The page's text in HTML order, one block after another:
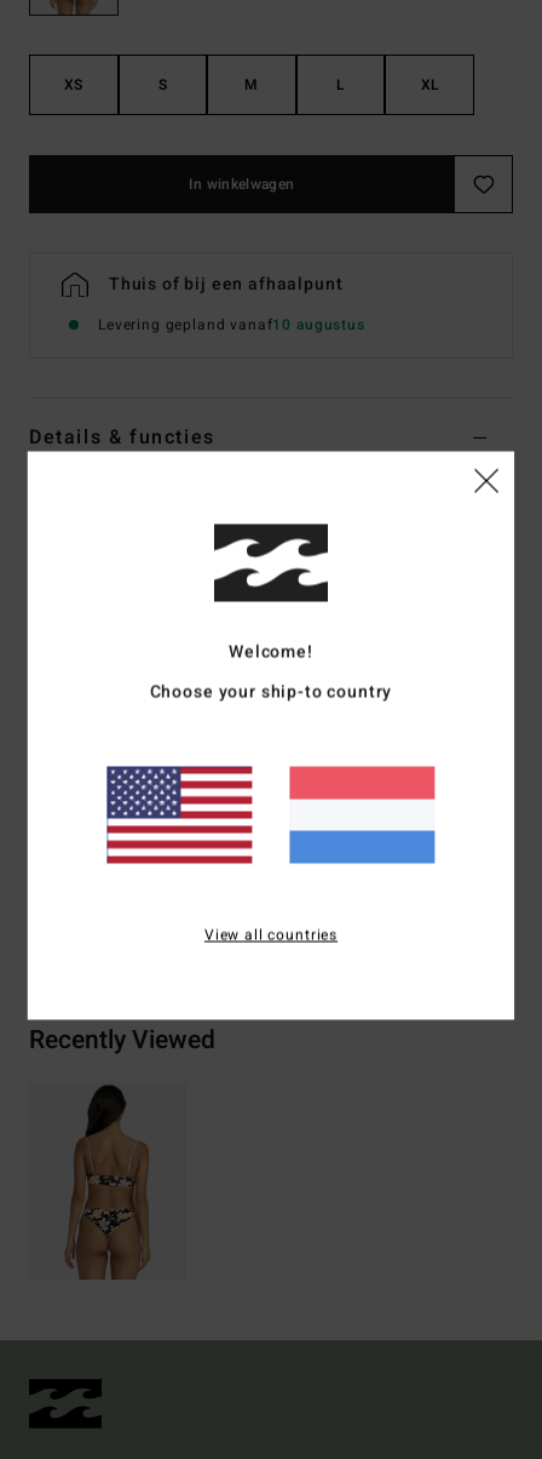
XS S M L XL
In winkelwagen
Thuis of bij een afhaalpunt
Levering gepland vanaf10 augustus
Details & functies
Kleurcodemul
Recycled nylon blend fabric
High Leg
Samenstelling[Main Fabric] 78% Recycled Nylon 22%
Bezorging & Retour
Recently Viewed
Welcome!
Choose your ship-to country
View all countries